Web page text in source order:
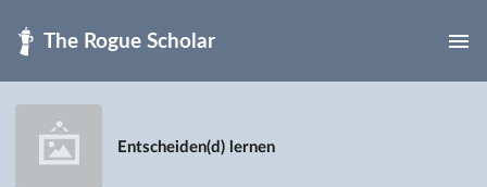
Entscheiden(d) lernen